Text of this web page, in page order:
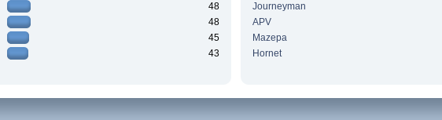
48
48
45
43
Journeyman
APV
Mazepa
Hornet